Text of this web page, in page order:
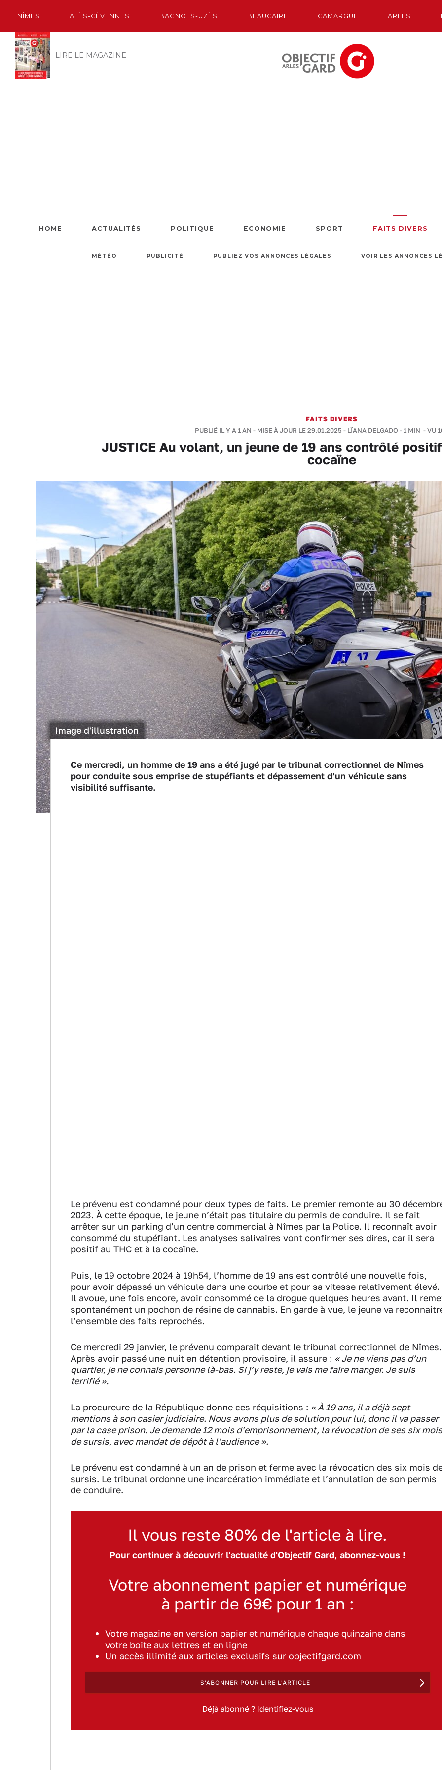
NÎMES ALÈS-CÈVENNES BAGNOLS-UZÈS BEAUCAIRE CAMARGUE ARLES
LIRE LE MAGAZINE
HOME ACTUALITÉS POLITIQUE ECONOMIE SPORT FAITS DIVERS
MÉTÉO PUBLICITÉ PUBLIEZ VOS ANNONCES LÉGALES VOIR LES ANNONCES
FAITS DIVERS
PUBLIÉ IL Y A 1 AN - MISE À JOUR LE 29.01.2025 - LÏANA DELGADO -1 MIN - VU
JUSTICE Au volant, un jeune de 19 ans contrôlé
cocaïne
Image d'illustration
Ce mercredi, un homme de 19 ans a été jugé par le tribunal correctionnel de Nîmes
pour conduite sous emprise de stupéfiants et dépassement d’un véhicule sans
visibilité suffisante.
Le prévenu est condamné pour deux types de faits. Le premier remonte au 30
2023. À cette époque, le jeune n’était pas titulaire du permis de conduire. Il se fait
arrêter sur un parking d’un centre commercial à Nîmes par la Police. Il reconnaît avoir
consommé du stupéfiant. Les analyses salivaires vont confirmer ses dires, car il sera
positif au THC et à la cocaïne.
Puis, le 19 octobre 2024 à 19h54, l’homme de 19 ans est contrôlé une nouvelle fois,
pour avoir dépassé un véhicule dans une courbe et pour sa vitesse relativement élevé.
Il avoue, une fois encore, avoir consommé de la drogue quelques heures avant. Il
spontanément un pochon de résine de cannabis. En garde à vue, le jeune va
l’ensemble des faits reprochés.
Ce mercredi 29 janvier, le prévenu comparait devant le tribunal correctionnel de Nîmes.
Après avoir passé une nuit en détention provisoire, il assure : « Je ne viens pas d’un
quartier, je ne connais personne là-bas. Si j’y reste, je vais me faire manger. Je suis
terrifié ».
La procureure de la République donne ces réquisitions : « À 19 ans, il a déjà sept
mentions à son casier judiciaire. Nous avons plus de solution pour lui, donc il va passer
par la case prison. Je demande 12 mois d’emprisonnement, la révocation de ses six mois
de sursis, avec mandat de dépôt à l’audience ».
Le prévenu est condamné à un an de prison et ferme avec la révocation des six mois
sursis. Le tribunal ordonne une incarcération immédiate et l’annulation de son permis
de conduire.
Il vous reste 80% de l'article à lire.
Pour continuer à découvrir l'actualité d'Objectif Gard, abonnez-vous !
Votre abonnement papier et numérique
à partir de 69€ pour 1 an :
Votre magazine en version papier et numérique chaque quinzaine dans
votre boite aux lettres et en ligne
Un accès illimité aux articles exclusifs sur objectifgard.com
S'ABONNER POUR LIRE L'ARTICLE
Déjà abonné ? Identifiez-vous